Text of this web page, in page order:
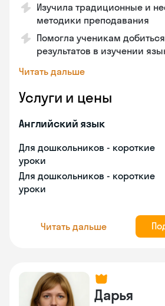
Изучила традиционные и
методики преподавания
Помогла ученикам
результатов в изучении
Читать дальше
Услуги и цены
Английский язык
Для дошкольников - короткие
уроки
Для дошкольников - короткие
уроки
Читать дальше
Дарья